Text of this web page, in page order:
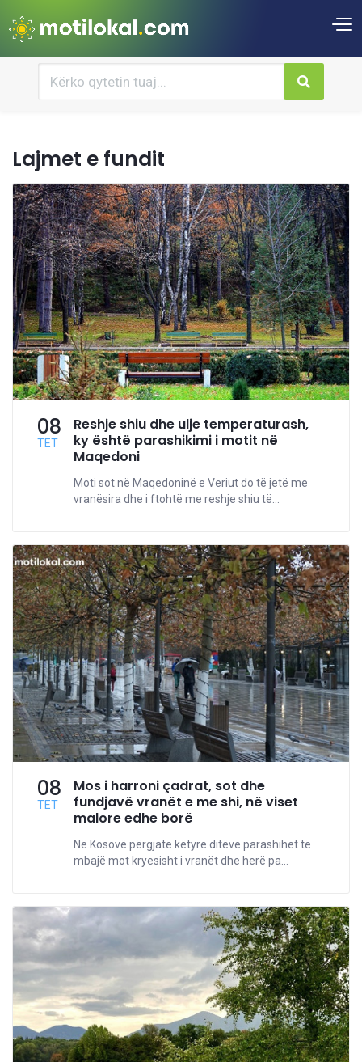
Lajmet e fundit
08
TET
Reshje shiu dhe ulje temperaturash,
ky është parashikimi i motit në
Maqedoni
Moti sot në Maqedoninë e Veriut do të jetë me
vranësira dhe i ftohtë me reshje shiu të...
08
TET
Mos i harroni çadrat, sot dhe
fundjavë vranët e me shi, në viset
malore edhe borë
Në Kosovë përgjatë këtyre ditëve parashihet të
mbajë mot kryesisht i vranët dhe herë pa...